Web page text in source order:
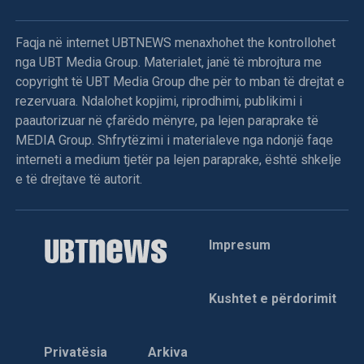
Sipas Tahirit, refuzimi i shumicës për të proceduar me
propozimin e kandidatit për kryetar të Kuvendit është një
përpjekje e qëllimshme për të thelluar ngërçin politik në
vend.
Deputetja e AAK-së gjuan me vezë drejt Kurtit,
përplasje fizike mes deputetëve
Menjëherë pas përfundimit të fjalës së Kryeministrit Albin
Kurti, deputetja e Aleancës për Ardhmërinë e Kosovës,
Time Kadriaj, është afruar drejt foltores dhe ka gjuajtur me
menjëhershëm të deputetëve nga grupe të ndryshme
tensioneve dhe pamundësisë për të vazhduar punimet,
ndërpresë seancën.
Faqja në internet UBTNEWS menaxhohet the kontrollohet
nga UBT Media Group. Materialet, janë të mbrojtura me
copyright të UBT Media Group dhe për to mban të drejtat e
rezervuara. Ndalohet kopjimi, riprodhimi, publikimi i
paautorizuar në çfarëdo mënyre, pa lejen paraprake të
MEDIA Group. Shfrytëzimi i materialeve nga ndonjë faqe
interneti a medium tjetër pa lejen paraprake, është shkelje
e të drejtave të autorit.
Impresum
Kushtet e përdorimit
Privatësia Arkiva